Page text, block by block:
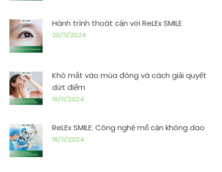
Hành trình thoát cận với ReLEx SMILE
20/11/2024
Khô mắt vào mùa đông và cách giải quyết
dứt điểm
19/11/2024
ReLEx SMILE: Công nghệ mổ cận không dao
19/11/2024